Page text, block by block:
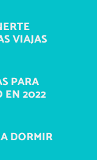
VIAJAS
PARA
EN 2022
DORMIR